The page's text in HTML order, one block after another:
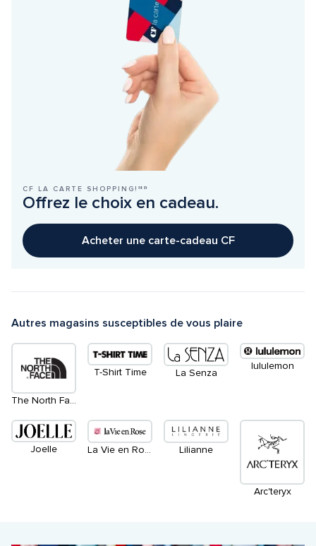
CF LA CARTE SHOPPING!ᴹᴰ
Offrez le choix en cadeau.
Acheter une carte-cadeau CF
Autres magasins susceptibles de vous plaire
T-Shirt Time La Senza
lululemon
Joelle La Vie en Rose Lilianne
Arc'teryx